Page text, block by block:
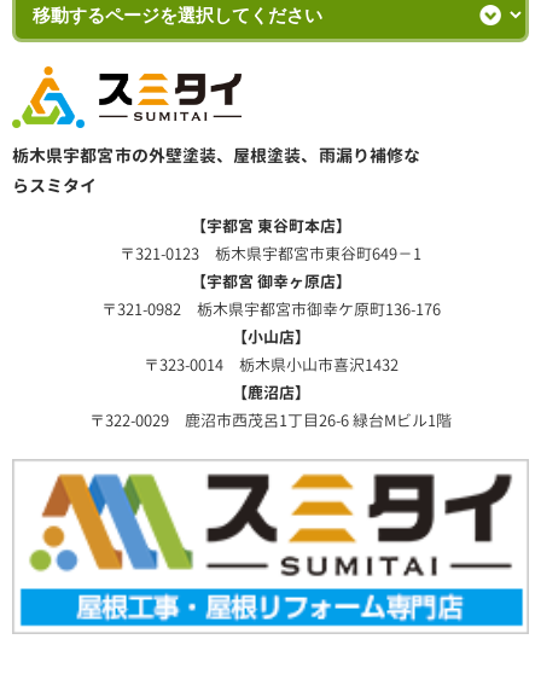
栃木県宇都宮市の外壁塗装、屋根塗装、雨漏り補修な
らスミタイ
【宇都宮 東谷町本店】
〒321-0123 栃木県宇都宮市東谷町649－1
【宇都宮 御幸ヶ原店】
〒321-0982 栃木県宇都宮市御幸ケ原町136-176
【小山店】
〒323-0014 栃木県小山市喜沢1432
【鹿沼店】
〒322-0029 鹿沼市西茂呂1丁目26-6 緑台Mビル1階